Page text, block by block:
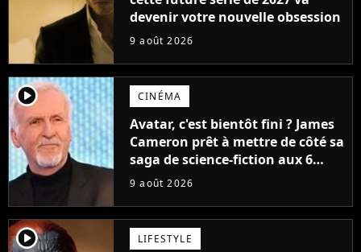
devenir votre nouvelle obsession
9 août 2026
player2 CINÉMA
Avatar, c'est bientôt fini ? James
Cameron prêt à mettre de côté sa
saga de science-fiction aux 6
milliards de recettes
9 août 2026
player2 LIFESTYLE